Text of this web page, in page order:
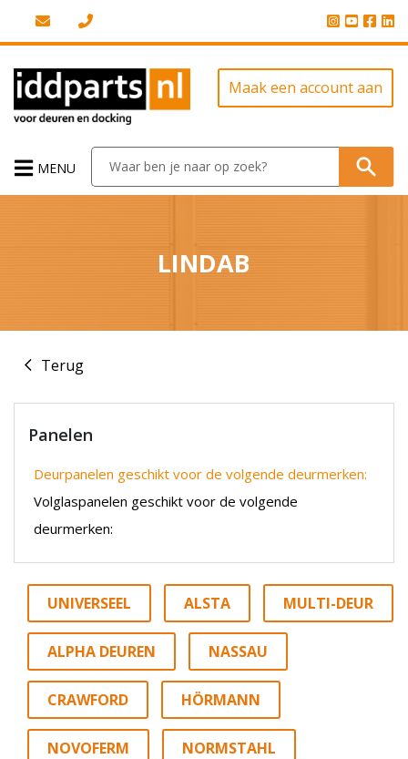
Maak een account aan
MENU
LINDAB
Terug
Panelen
Deurpanelen geschikt voor de volgende deurmerken:
Volglaspanelen geschikt voor de volgende
deurmerken:
UNIVERSEEL ALSTA MULTI-DEUR
ALPHA DEUREN NASSAU
CRAWFORD HÖRMANN
NOVOFERM NORMSTAHL